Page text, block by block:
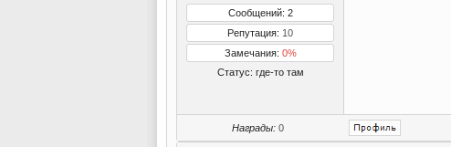
Сообщений: 2
Репутация: 10
Замечания: 0%
Статус: где-то там
Награды: 0